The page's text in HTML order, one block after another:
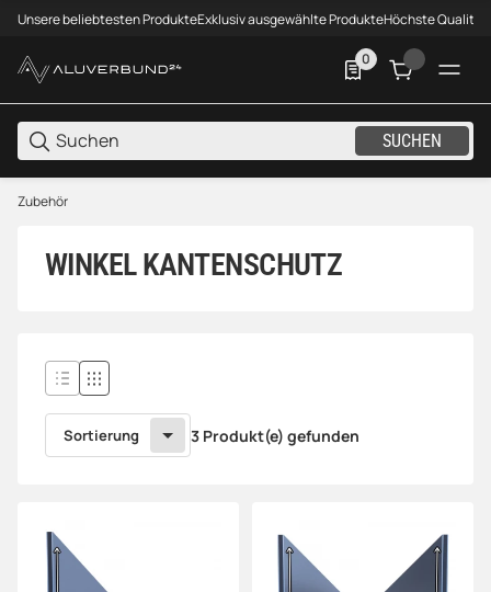
Unsere beliebtesten ProdukteExklusiv ausgewählte ProdukteHöchste Qualität
SUCHEN
0
0 Produkte in der
Zubehör
WINKEL KANTENSCHUTZ
Sortierung 3 Produkt(e) gefunden